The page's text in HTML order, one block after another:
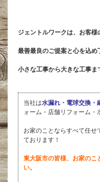
ジェントルワークは、お客
最善最良のご提案と心を込め
小さな工事から大きな工事ま
当社は水漏れ・電球交換・
ォーム・店舗リフォーム
お家のことならすべて任せ
ております！
東大阪市の皆様、お家のこ
い。